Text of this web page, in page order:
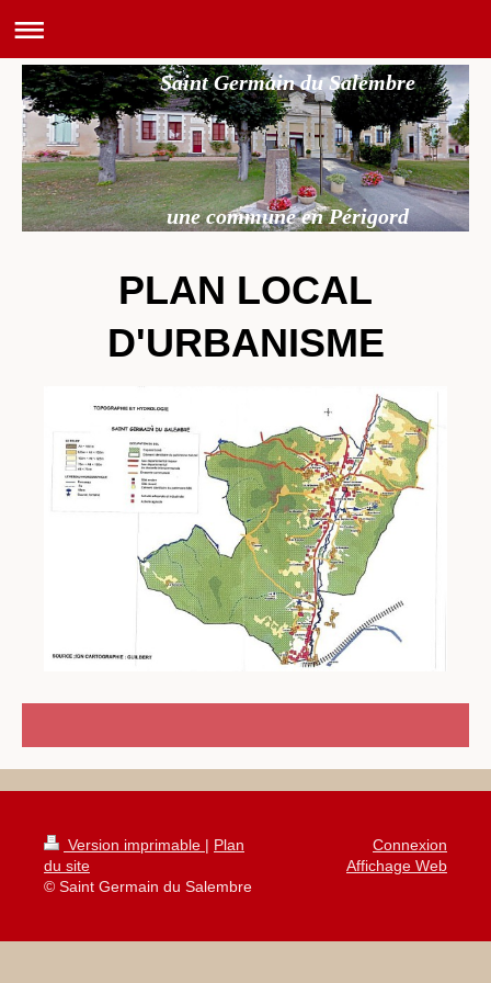
Saint Germain du Salembre
une commune en Périgord
PLAN LOCAL
D'URBANISME
Version imprimable | Plan
du site
© Saint Germain du Salembre
Connexion
Affichage Web